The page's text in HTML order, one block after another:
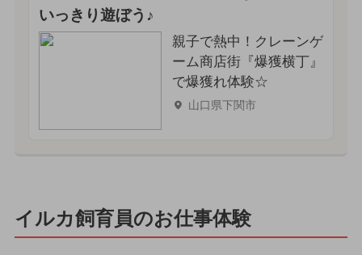
いっきり遊ぼう♪
親子で熱中！クレーンゲ
ーム商店街『爆獲横丁』
で爆獲れ体験☆
山口県下関市
イルカ飼育員のお仕事体験